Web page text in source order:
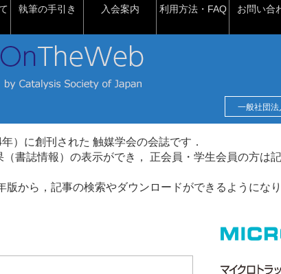
執筆の手引き 入会案内 利用方法・FAQ お問い合
一般社団法
）に創刊された 触媒学会の会誌です．
書誌情報）の表示ができ， 正会員・学生会員の方は
から，記事の検索やダウンロードができるようにな